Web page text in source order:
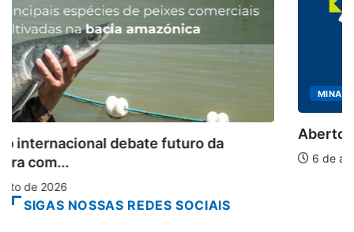
MINAS GERAIS
Aberto o credenciamento de imprensa para a...
6 de agosto de 2026
SIGAS NOSSAS REDES SOCIAIS